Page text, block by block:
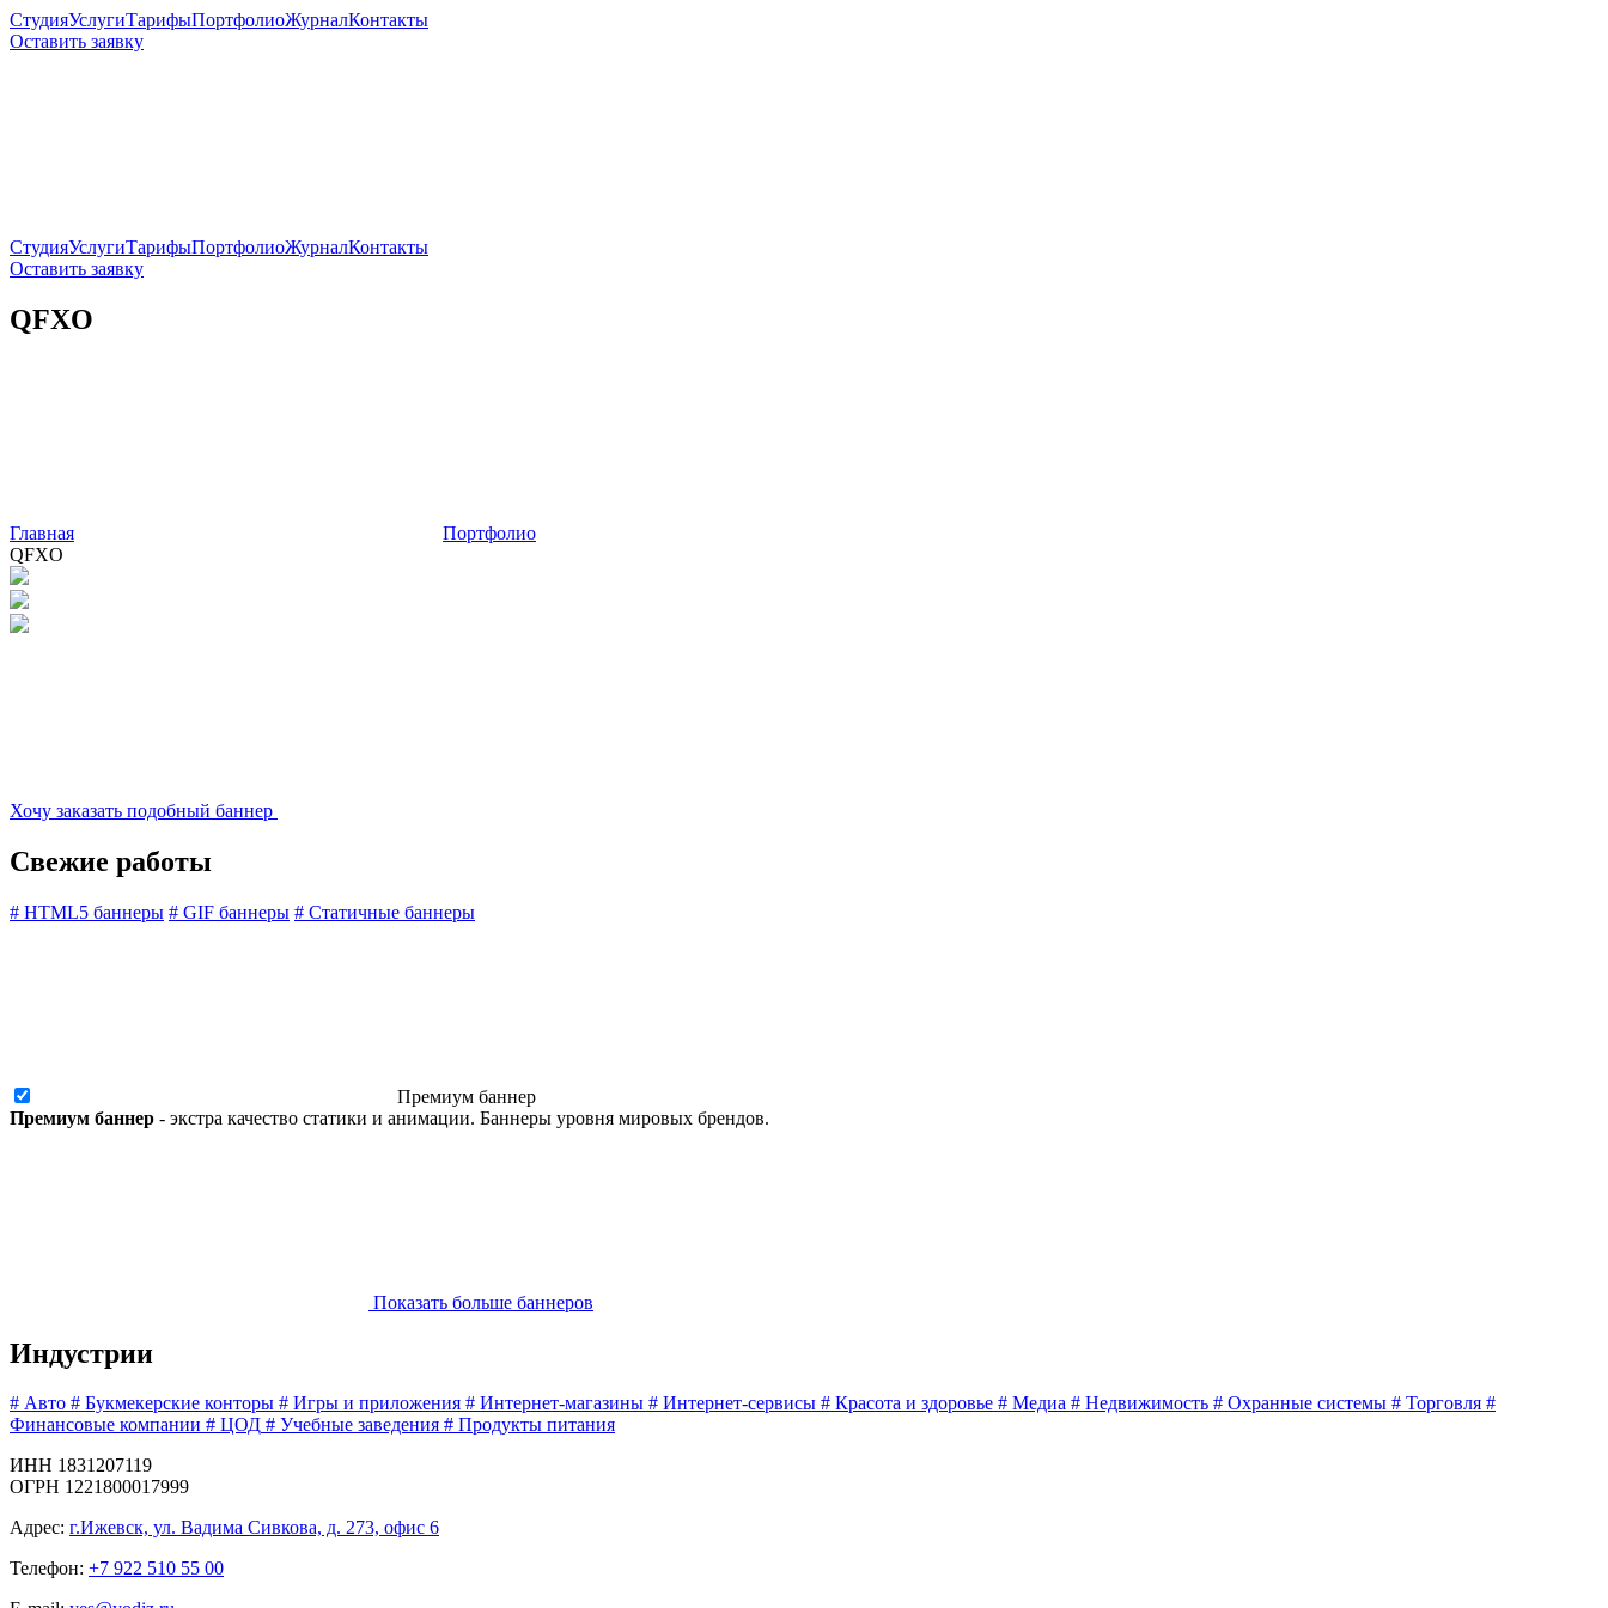
СтудияУслугиТарифыПортфолиоЖурналКонтакты
Оставить заявку
СтудияУслугиТарифыПортфолиоЖурналКонтакты
Оставить заявку
QFXO
Главная
Портфолио
QFXO
Хочу заказать подобный баннер
Свежие работы
# HTML5 баннеры # GIF баннеры # Статичные баннеры
Премиум баннер
Премиум баннер - экстра качество статики и анимации. Баннеры уровня мировых брендов.
Показать больше баннеров
Индустрии
# Авто # Букмекерские конторы # Игры и приложения # Интернет-магазины # Интернет-сервисы # Красота и здоровье # Медиа # Недвижимость # Охранные системы # Торговля #
Финансовые компании # ЦОД # Учебные заведения # Продукты питания
ИНН 1831207119
ОГРН 1221800017999
Адрес: г.Ижевск, ул. Вадима Сивкова, д. 273, офис 6
Телефон: +7 922 510 55 00